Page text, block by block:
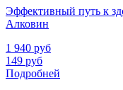
Эффективный путь к
Алковин
1 940 руб
149 руб
Подробней